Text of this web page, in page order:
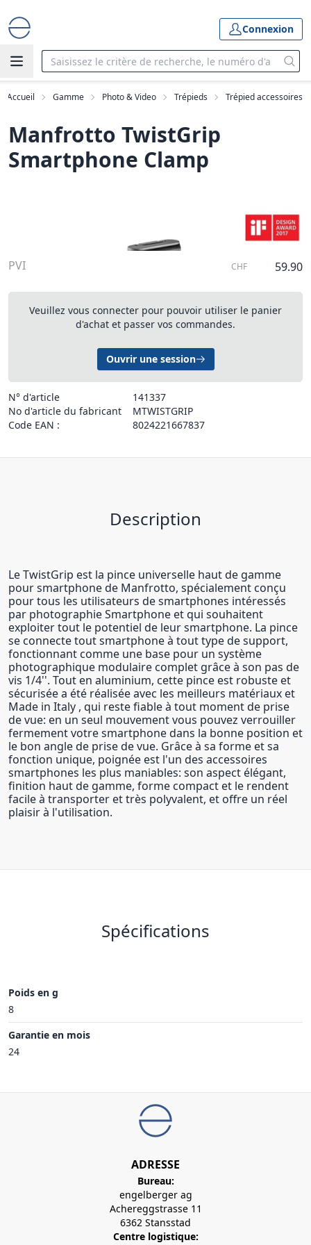
Connexion
Accueil Gamme Photo & Video Trépieds Trépied accessoires
Manfrotto TwistGrip
Smartphone Clamp
PVI CHF 59.90
Veuillez vous connecter pour pouvoir utiliser le panier
d'achat et passer vos commandes.
Ouvrir une session
N° d'article
141337
No d'article du fabricant
MTWISTGRIP
Code EAN :
8024221667837
Description
Le TwistGrip est la pince universelle haut de gamme
pour smartphone de Manfrotto, spécialement conçu
pour tous les utilisateurs de smartphones intéressés
par photographie Smartphone et qui souhaitent
exploiter tout le potentiel de leur smartphone. La pince
se connecte tout smartphone à tout type de support,
fonctionnant comme une base pour un système
photographique modulaire complet grâce à son pas de
vis 1/4''. Tout en aluminium, cette pince est robuste et
sécurisée a été réalisée avec les meilleurs matériaux et
Made in Italy , qui reste fiable à tout moment de prise
de vue: en un seul mouvement vous pouvez verrouiller
fermement votre smartphone dans la bonne position et
le bon angle de prise de vue. Grâce à sa forme et sa
fonction unique, poignée est l'un des accessoires
smartphones les plus maniables: son aspect élégant,
finition haut de gamme, forme compact et le rendent
facile à transporter et très polyvalent, et offre un réel
plaisir à l'utilisation.
Spécifications
Poids en g
8
Garantie en mois
24
ADRESSE
Bureau:
engelberger ag
Achereggstrasse 11
6362 Stansstad
Centre logistique: